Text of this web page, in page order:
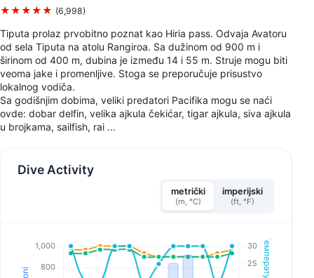
★★★★★ (6,998)
Tiputa prolaz prvobitno poznat kao Hiria pass. Odvaja Avatoru
od sela Tiputa na atolu Rangiroa. Sa dužinom od 900 m i
širinom od 400 m, dubina je između 14 i 55 m. Struje mogu biti
veoma jake i promenljive. Stoga se preporučuje prisustvo
lokalnog vodiča.
Sa godišnjim dobima, veliki predatori Pacifika mogu se naći
ovde: dobar delfin, velika ajkula čekićar, tigar ajkula, siva ajkula
u brojkama, sailfish, rai ...
Dive Activity
metrički
(m, °C)
imperijski
(ft, °F)